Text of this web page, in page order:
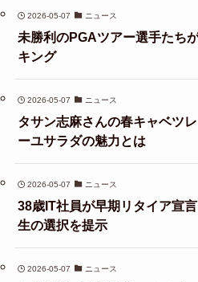
2026-05-07 ニュース
未勝利のPGAツアー選手たち
キング
2026-05-07 ニュース
タサン志麻さんの春キャベツ
ーユサラダの魅力とは
2026-05-07 ニュース
38歳IT社員が早期リタイア宣
生の選択を提示
2026-05-07 ニュース